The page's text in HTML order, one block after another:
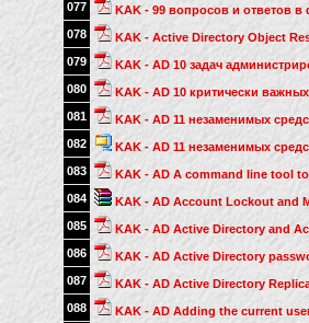
077
KAK - 99 вопросов и ответов
078
KAK - Active Directory Object
079
KAK - AD 10 задач
080
KAK - AD 10 критически
081
KAK - AD 11 незаменимых
082
KAK - AD 11 незаменимых
083
KAK - AD A command line tool
084
KAK - AD Account Lockout and
085
KAK - AD Active Directory and
086
KAK - AD Active Directory
087
KAK - AD Active Directory
088
KAK - AD Adding the current